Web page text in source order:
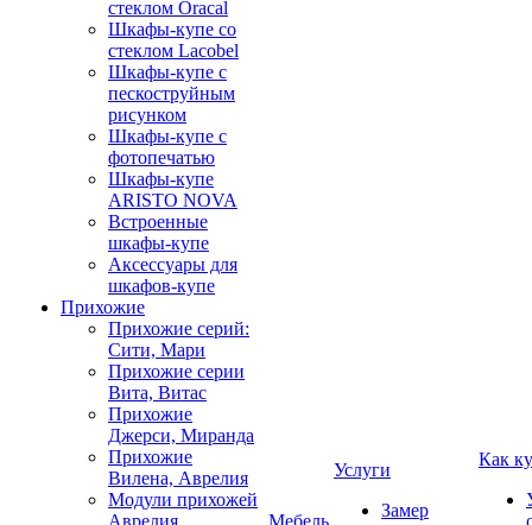
стеклом Oracal
Шкафы-купе со
стеклом Lacobel
Шкафы-купе с
пескоструйным
рисунком
Шкафы-купе с
фотопечатью
Шкафы-купе
ARISTO NOVA
Встроенные
шкафы-купе
Аксессуары для
шкафов-купе
Прихожие
Прихожие серий:
Сити, Мари
Прихожие серии
Вита, Витас
Прихожие
Джерси, Миранда
Прихожие
Вилена, Аврелия
Модули прихожей
Аврелия
Мебель
Услуги
Замер
Как